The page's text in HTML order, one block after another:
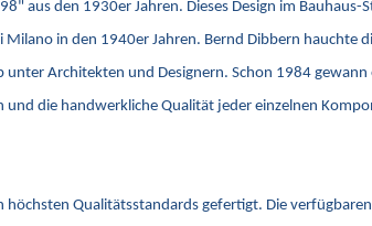
aus den 1930er Jahren. Dieses Design im
in den 1940er Jahren. Bernd Dibbern
Architekten und Designern. Schon 1984
die handwerkliche Qualität jeder einzelnen
Qualitätsstandards gefertigt. Die